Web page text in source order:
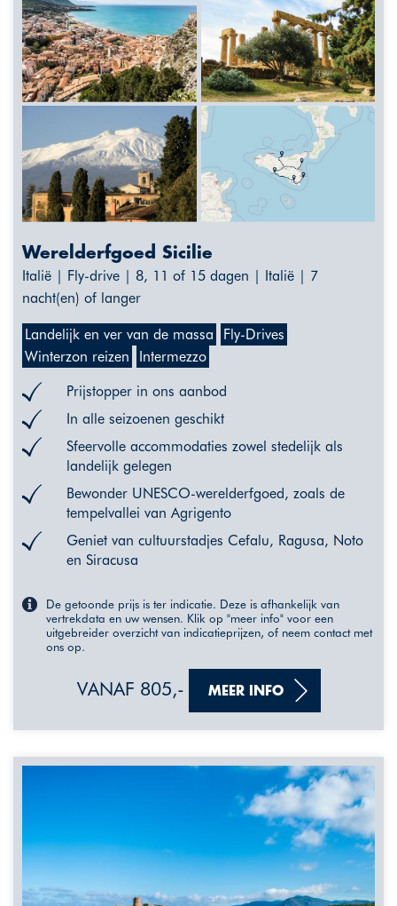
Werelderfgoed Sicilie
Italië | Fly-drive | 8, 11 of 15 dagen | Italië | 7
nacht(en) of langer
Landelijk en ver van de massa
Fly-Drives
Winterzon reizen
Intermezzo
Prijstopper in ons aanbod
In alle seizoenen geschikt
Sfeervolle accommodaties zowel stedelijk als
landelijk gelegen
Bewonder UNESCO-werelderfgoed, zoals de
tempelvallei van Agrigento
Geniet van cultuurstadjes Cefalu, Ragusa, Noto
en Siracusa
De getoonde prijs is ter indicatie. Deze is afhankelijk van
vertrekdata en uw wensen. Klik op "meer info" voor een
uitgebreider overzicht van indicatieprijzen, of neem contact met
ons op.
VANAF 805,- MEER INFO